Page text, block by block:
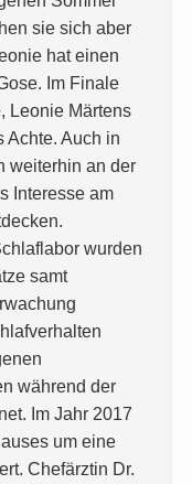
sie sich aber
hat einen
Im Finale
Leonie Märtens
Achte. Auch in
weiterhin an der
Interesse am
wurden
samt
während der
Im Jahr 2017
um eine
Chefärztin Dr.